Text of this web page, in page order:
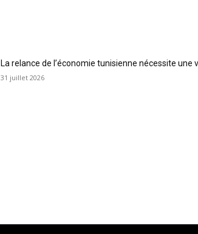
La relance de l’économie tunisienne nécessite
31 juillet 2026